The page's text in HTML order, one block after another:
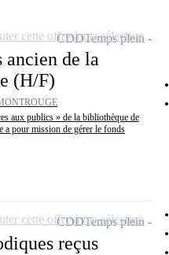
ancien de la
(H/F)
aux publics » de la bibliothèque de
a pour mission de gérer le fonds
CDDTemps plein
cette offre à ma sélection
reçus
CDDTemps plein
cette offre à ma sélection